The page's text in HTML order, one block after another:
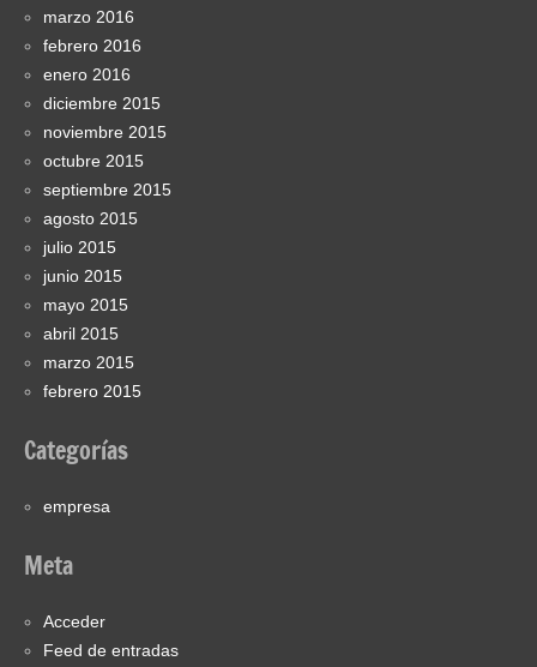
marzo 2016
febrero 2016
enero 2016
diciembre 2015
noviembre 2015
octubre 2015
septiembre 2015
agosto 2015
julio 2015
junio 2015
mayo 2015
abril 2015
marzo 2015
febrero 2015
Categorías
empresa
Meta
Acceder
Feed de entradas